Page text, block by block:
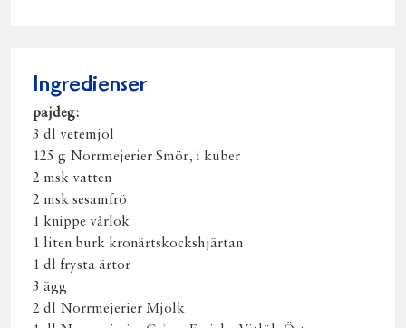
Ingredienser
pajdeg:
3 dl vetemjöl
125 g Norrmejerier Smör, i kuber
2 msk vatten
2 msk sesamfrö
1 knippe vårlök
1 liten burk kronärtskockshjärtan
1 dl frysta ärtor
3 ägg
2 dl Norrmejerier Mjölk